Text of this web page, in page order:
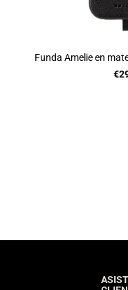
Funda Amelie en